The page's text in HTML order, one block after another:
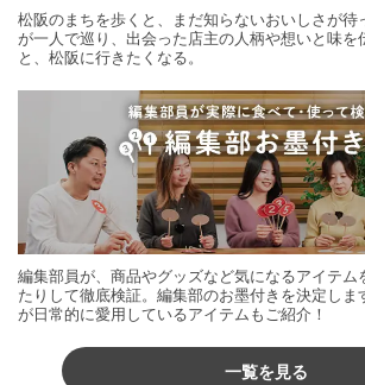
松阪のまちを歩くと、まだ知らないおいしさが
が一人で巡り、出会った店主の人柄や想いと味を
と、松阪に行きたくなる。
編集部員が、商品やグッズなど気になるアイテム
たりして徹底検証。編集部のお墨付きを決定しま
が日常的に愛用しているアイテムもご紹介！
一覧を見る